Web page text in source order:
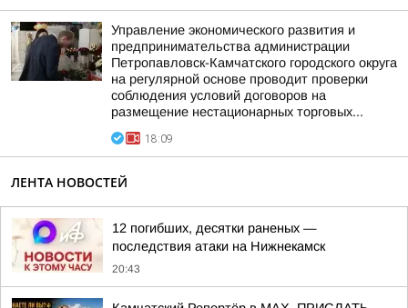
Управление экономического развития и
предпринимательства администрации
Петропавловск-Камчатского городского округа
на регулярной основе проводит проверки
соблюдения условий договоров на
размещение нестационарных торговых...
18:09
ЛЕНТА НОВОСТЕЙ
12 погибших, десятки раненых —
последствия атаки на Нижнекамск
20:43